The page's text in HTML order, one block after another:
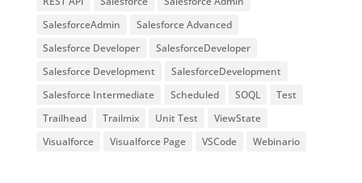
SalesforceAdmin
Salesforce Advanced
Salesforce Developer
SalesforceDeveloper
Salesforce Development
SalesforceDevelopment
Salesforce Intermediate
Scheduled SOQL
Test
Trailhead
Trailmix Unit Test
ViewState
Visualforce
Visualforce Page VSCode Webinario